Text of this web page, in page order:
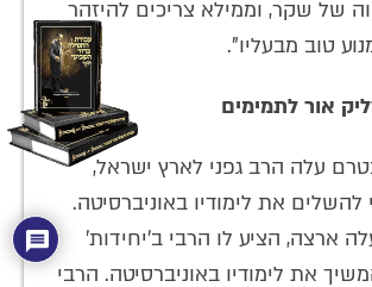
של שקר, וממילא צריכים להיזהר
טוב מבעליו".
אור לתמימים
עלה הרב גפני לארץ ישראל,
את לימודיו באוניברסיטה.
ארצה, הציע לו הרבי ב'יחידות'
את לימודיו באוניברסיטה. הרבי